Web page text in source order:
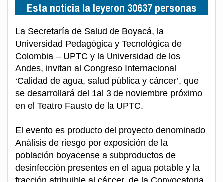
Esta noticia la leyeron 30637 personas
La Secretaría de Salud de Boyacá, la
Universidad Pedagógica y Tecnológica de
Colombia – UPTC y la Universidad de los
Andes, invitan al Congreso Internacional
‘Calidad de agua, salud pública y cáncer’, que
se desarrollará del 1al 3 de noviembre próximo
en el Teatro Fausto de la UPTC.
El evento es producto del proyecto denominado
Análisis de riesgo por exposición de la
población boyacense a subproductos de
desinfección presentes en el agua potable y la